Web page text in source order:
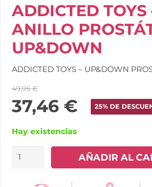
ADDICTED TOYS
ANILLO
UP&DOWN
ADDICTED TOYS – UP&DOWN
49,95€
37,46 € 25% DE
Hay existencias
ADDICTED
AÑADIR AL